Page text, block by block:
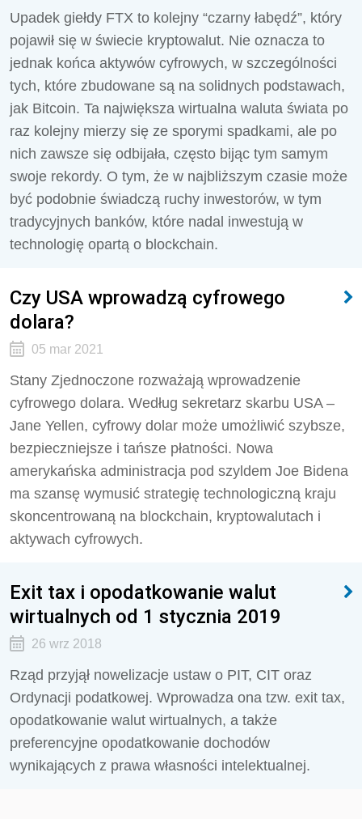
Upadek giełdy FTX to kolejny “czarny łabędź”, który
pojawił się w świecie kryptowalut. Nie oznacza to
jednak końca aktywów cyfrowych, w szczególności
tych, które zbudowane są na solidnych podstawach,
jak Bitcoin. Ta największa wirtualna waluta świata po
raz kolejny mierzy się ze sporymi spadkami, ale po
nich zawsze się odbijała, często bijąc tym samym
swoje rekordy. O tym, że w najbliższym czasie może
być podobnie świadczą ruchy inwestorów, w tym
tradycyjnych banków, które nadal inwestują w
technologię opartą o blockchain.
Czy USA wprowadzą cyfrowego
dolara?
05 mar 2021
Stany Zjednoczone rozważają wprowadzenie
cyfrowego dolara. Według sekretarz skarbu USA –
Jane Yellen, cyfrowy dolar może umożliwić szybsze,
bezpieczniejsze i tańsze płatności. Nowa
amerykańska administracja pod szyldem Joe Bidena
ma szansę wymusić strategię technologiczną kraju
skoncentrowaną na blockchain, kryptowalutach i
aktywach cyfrowych.
Exit tax i opodatkowanie walut
wirtualnych od 1 stycznia 2019
26 wrz 2018
Rząd przyjął nowelizacje ustaw o PIT, CIT oraz
Ordynacji podatkowej. Wprowadza ona tzw. exit tax,
opodatkowanie walut wirtualnych, a także
preferencyjne opodatkowanie dochodów
wynikających z prawa własności intelektualnej.